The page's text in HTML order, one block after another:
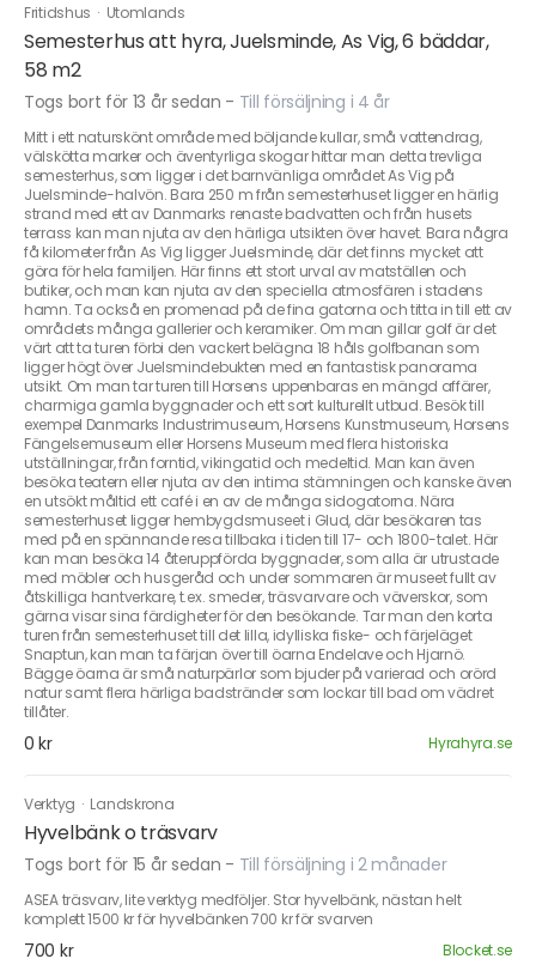
Fritidshus · Utomlands
Semesterhus att hyra, Juelsminde, As Vig, 6 bäddar,
58 m2
Togs bort för 13 år sedan - Till försäljning i 4 år
Mitt i ett naturskönt område med böljande kullar, små vattendrag,
välskötta marker och äventyrliga skogar hittar man detta trevliga
semesterhus, som ligger i det barnvänliga området As Vig på
Juelsminde-halvön. Bara 250 m från semesterhuset ligger en härlig
strand med ett av Danmarks renaste badvatten och från husets
terrass kan man njuta av den härliga utsikten över havet. Bara några
få kilometer från As Vig ligger Juelsminde, där det finns mycket att
göra för hela familjen. Här finns ett stort urval av matställen och
butiker, och man kan njuta av den speciella atmosfären i stadens
hamn. Ta också en promenad på de fina gatorna och titta in till ett av
områdets många gallerier och keramiker. Om man gillar golf är det
värt att ta turen förbi den vackert belägna 18 håls golfbanan som
ligger högt över Juelsmindebukten med en fantastisk panorama
utsikt. Om man tar turen till Horsens uppenbaras en mängd affärer,
charmiga gamla byggnader och ett sort kulturellt utbud. Besök till
exempel Danmarks Industrimuseum, Horsens Kunstmuseum, Horsens
Fängelsemuseum eller Horsens Museum med flera historiska
utställningar, från forntid, vikingatid och medeltid. Man kan även
besöka teatern eller njuta av den intima stämningen och kanske även
en utsökt måltid ett café i en av de många sidogatorna. Nära
semesterhuset ligger hembygdsmuseet i Glud, där besökaren tas
med på en spännande resa tillbaka i tiden till 17- och 1800-talet. Här
kan man besöka 14 återuppförda byggnader, som alla är utrustade
med möbler och husgeråd och under sommaren är museet fullt av
åtskilliga hantverkare, t.ex. smeder, träsvarvare och väverskor, som
gärna visar sina färdigheter för den besökande. Tar man den korta
turen från semesterhuset till det lilla, idylliska fiske- och färjeläget
Snaptun, kan man ta färjan över till öarna Endelave och Hjarnö.
Bägge öarna är små naturpärlor som bjuder på varierad och orörd
natur samt flera härliga badstränder som lockar till bad om vädret
tillåter.
0 kr Hyrahyra.se
Verktyg · Landskrona
Hyvelbänk o träsvarv
Togs bort för 15 år sedan - Till försäljning i 2 månader
ASEA träsvarv, lite verktyg medföljer. Stor hyvelbänk, nästan helt
komplett 1500 kr för hyvelbänken 700 kr för svarven
700 kr Blocket.se